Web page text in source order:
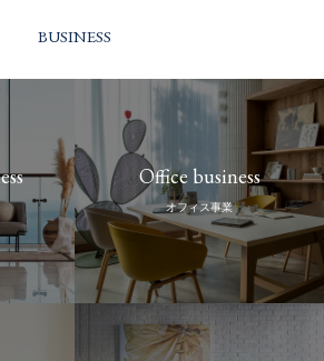
BUSINESS
Office business
オフィス事業